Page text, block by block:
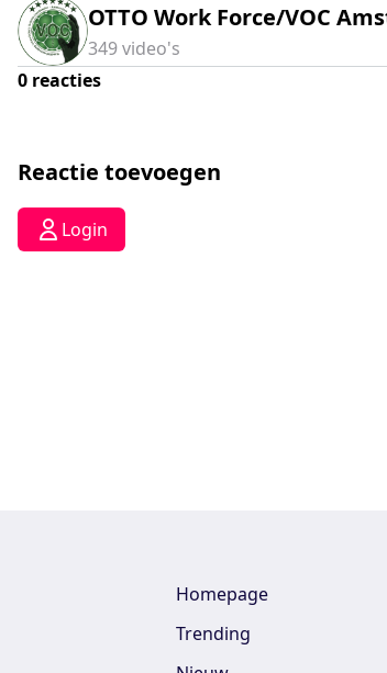
OTTO Work Force/VOC
349video's
0 reacties
Reactie toevoegen
Login
Homepage
Trending